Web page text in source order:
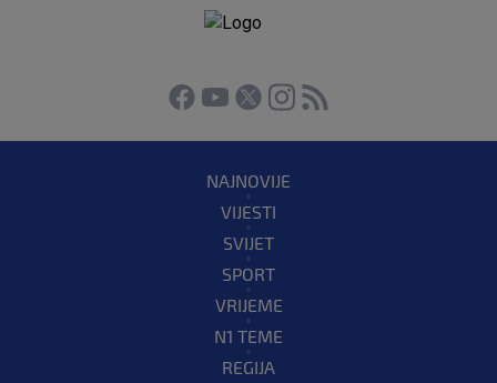
NAJNOVIJE
VIJESTI
SVIJET
SPORT
VRIJEME
N1 TEME
REGIJA